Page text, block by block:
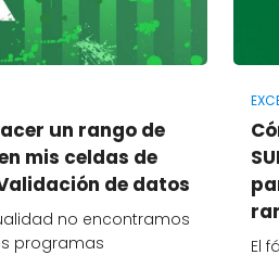
un rango de
mis celdas de
de datos
no encontramos
programas
El